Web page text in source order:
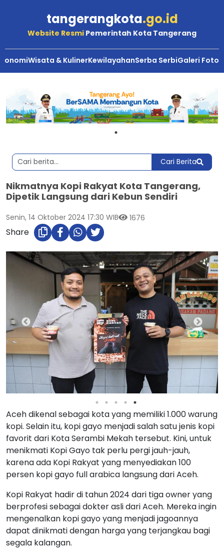
tangerangkota.go.id
Website Resmi Pemerintah Kota Tangerang
Wisata & KulinerKewilayahanSerba SerbiGaleri Foto
Cari Berita
Nikmatnya Kopi Rakyat Kota Tangerang,
Dipetik Langsung dari Kebun Sendiri
Senin, 14 Oktober 2024 17:30 WIB 1676
Share
Aceh dikenal sebagai kota yang memiliki 1.000 warung
kopi. Selain itu, kopi gayo menjadi salah satu jenis kopi
favorit dari Kota Serambi Mekah tersebut. Kini, untuk
menikmati Kopi Gayo tak perlu pergi jauh-jauh,
karena ada Kopi Rakyat yang menyediakan 100
persen kopi gayo full arabica langsung dari Aceh.
Kopi Rakyat hadir di tahun 2024 dari tiga owner yang
berprofesi sebagai dokter asli dari Aceh. Mereka ingin
mengenalkan kopi gayo yang menjadi jagoannya
dapat dinikmati dengan harga yang terjangkau bagi
segala kalangan.